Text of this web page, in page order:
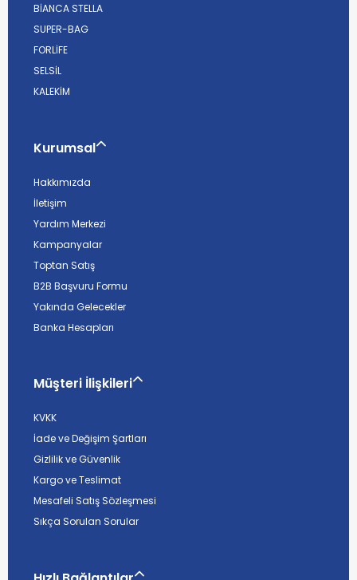
BİANCA STELLA
SUPER-BAG
FORLİFE
SELSİL
KALEKİM
Kurumsal
Hakkımızda
İletişim
Yardım Merkezi
Kampanyalar
Toptan Satış
B2B Başvuru Formu
Yakında Gelecekler
Banka Hesapları
Müşteri İlişkileri
KVKK
İade ve Değişim Şartları
Gizlilik ve Güvenlik
Kargo ve Teslimat
Mesafeli Satış Sözleşmesi
Sıkça Sorulan Sorular